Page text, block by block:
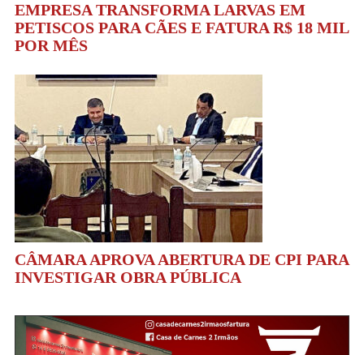
EMPRESA TRANSFORMA LARVAS EM
PETISCOS PARA CÃES E FATURA R$ 18 MIL
POR MÊS
CÂMARA APROVA ABERTURA DE CPI PARA
INVESTIGAR OBRA PÚBLICA